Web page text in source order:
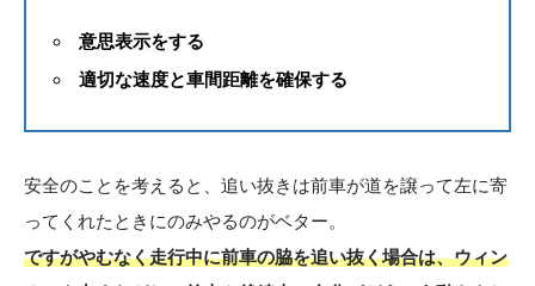
意思表示をする
適切な速度と車間距離を確保する
安全のことを考えると、追い抜きは前車が道を譲って左に寄
ってくれたときにのみやるのがベター。
ですがやむなく走行中に前車の脇を追い抜く場合は、ウィン